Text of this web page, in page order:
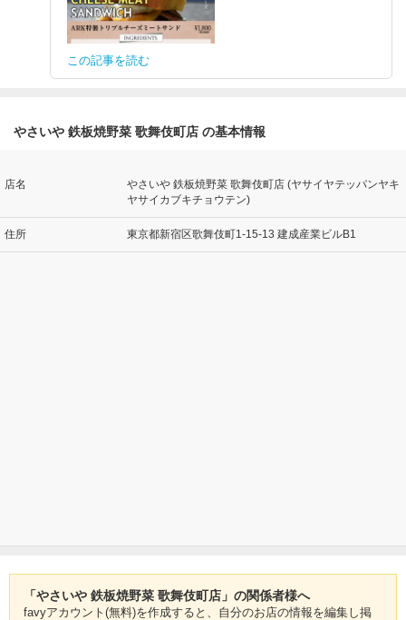
この記事を読む
やさいや 鉄板焼野菜 歌舞伎町店 の基本情報
店名
やさいや 鉄板焼野菜 歌舞伎町店 (ヤサイヤテッパンヤキ
ヤサイカブキチョウテン)
住所 東京都新宿区歌舞伎町1-15-13 建成産業ビルB1
「やさいや 鉄板焼野菜 歌舞伎町店」の関係者様へ
favyアカウント(無料)を作成すると、自分のお店の情報を編集し掲